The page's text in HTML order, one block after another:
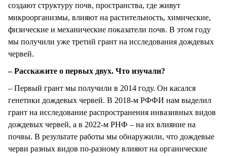
создают структуру почв, пространства, где живут
микроорганизмы, влияют на растительность, химические,
физические и механические показатели почв. В этом году
мы получили уже третий грант на исследования дождевых
червей.
– Расскажите о первых двух. Что изучали?
– Первый грант мы получили в 2014 году. Он касался
генетики дождевых червей. В 2018-м РФФИ нам выделил
грант на исследование распространения инвазивных видов
дождевых червей, а в 2022-м РНФ – на их влияние на
почвы. В результате работы мы обнаружили, что дождевые
черви разных видов по-разному влияют на органические